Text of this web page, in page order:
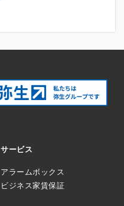
サービス
アラームボックス
ビジネス家賃保証